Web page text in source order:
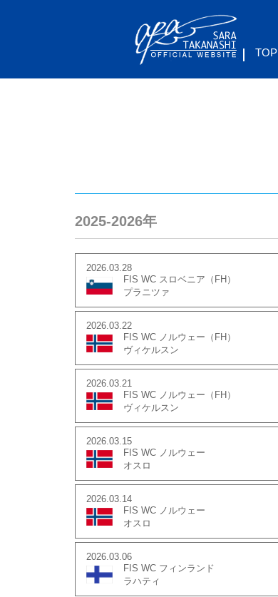
TOP
2025-2026年
2026.03.28
FIS WC スロベニア（FH）
プラニツァ
2026.03.22
FIS WC ノルウェー（FH）
ヴィケルスン
2026.03.21
FIS WC ノルウェー（FH）
ヴィケルスン
2026.03.15
FIS WC ノルウェー
オスロ
2026.03.14
FIS WC ノルウェー
オスロ
2026.03.06
FIS WC フィンランド
ラハティ